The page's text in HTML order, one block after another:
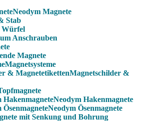
Neodym Magnete
Stab
Würfel
Anschrauben
Magnete
Magnetsysteme
Magnetschilder &
Neodym Hakenmagnete
Neodym Ösenmagnete